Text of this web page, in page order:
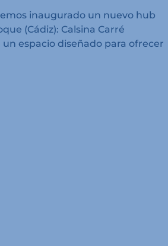
inaugurado un nuevo hub
(Cádiz): Calsina Carré
un espacio diseñado para ofrecer